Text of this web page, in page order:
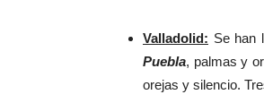
Valladolid: Se han
Puebla, palmas y
orejas y silencio.